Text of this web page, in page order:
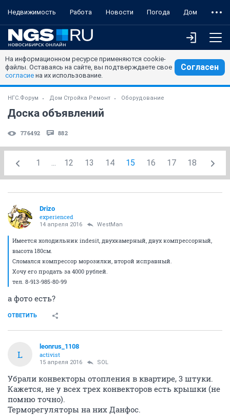
Недвижимость Работа Новости Погода Дом
На информационном ресурсе применяются cookie-
файлы. Оставаясь на сайте, вы подтверждаете свое
согласие на их использование.
Согласен
НГС.Форум Дом Стройка Ремонт Оборудование
Доска объявлений
776492 882
1 ... 12 13 14 15 16 17 18
Drizo
experienced
14 апреля 2016 WestMan
Имеется холодильник indesit, двухкамерный, двух компрессорный,
высота 180см.
Сломался компрессор морозилки, второй исправный.
Хочу его продать за 4000 рублей.
тел. 8-913-985-80-99
а фото есть?
ОТВЕТИТЬ
L
leonrus_1108
activist
15 апреля 2016 SOL
Убрали конвекторы отопления в квартире, 3 штуки.
Кажется, не у всех трех конвекторов есть крышки (не
помню точно).
Терморегуляторы на них Данфос.